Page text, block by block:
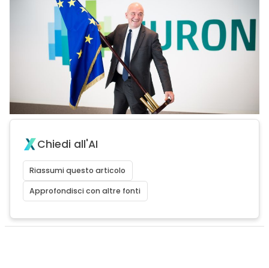
Chiedi all'AI
Riassumi questo articolo
Approfondisci con altre fonti